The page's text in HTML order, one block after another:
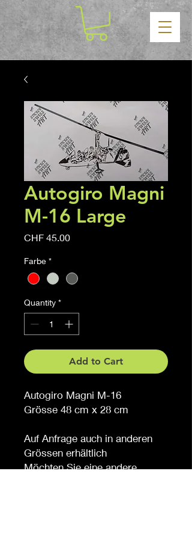
Autogiro Magni
M-16 Large
CHF 45.00Price
Farbe *
Quantity *
Add to Cart
Autogiro Magni M-16
Grösse 48 cm x 28 cm
Auf Anfrage auch in anderen
Grössen erhältlich
Möchten Sie eine andere